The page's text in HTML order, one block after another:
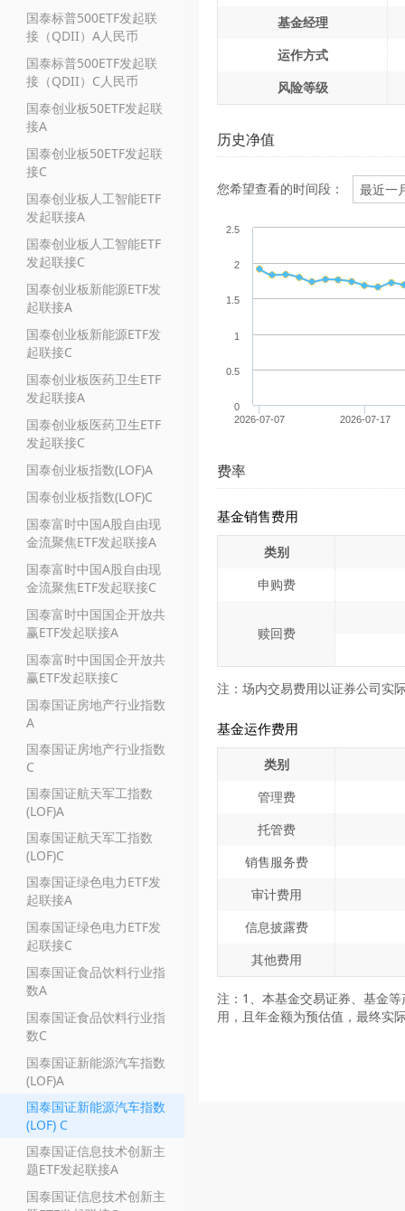
国泰标普500ETF发起联
接（QDII）A人民币
国泰标普500ETF发起联
接（QDII）C人民币
国泰创业板50ETF发起联
接A
国泰创业板50ETF发起联
接C
国泰创业板人工智能ETF
发起联接A
国泰创业板人工智能ETF
发起联接C
国泰创业板新能源ETF发
起联接A
国泰创业板新能源ETF发
起联接C
国泰创业板医药卫生ETF
发起联接A
国泰创业板医药卫生ETF
发起联接C
国泰创业板指数(LOF)A
国泰创业板指数(LOF)C
国泰富时中国A股自由现
金流聚焦ETF发起联接A
国泰富时中国A股自由现
金流聚焦ETF发起联接C
国泰富时中国国企开放共
赢ETF发起联接A
国泰富时中国国企开放共
赢ETF发起联接C
国泰国证房地产行业指数
A
国泰国证房地产行业指数
C
国泰国证航天军工指数
(LOF)A
国泰国证航天军工指数
(LOF)C
国泰国证绿色电力ETF发
起联接A
国泰国证绿色电力ETF发
起联接C
国泰国证食品饮料行业指
数A
国泰国证食品饮料行业指
数C
国泰国证新能源汽车指数
(LOF)A
国泰国证新能源汽车指数
(LOF) C
国泰国证信息技术创新主
题ETF发起联接A
国泰国证信息技术创新主
基金经理
运作方式
风险等级
历史净值
您希望查看的时间段：
2026-07-07 2026-07-17
0
0.5
1
1.5
2
2.5
费率
基金销售费用
类别
申购费
赎回费
注：场内交易费用以证券公司实
基金运作费用
类别
管理费
托管费
销售服务费
审计费用
信息披露费
其他费用
注：1、本基金交易证券、基金
用，且年金额为预估值，最终实